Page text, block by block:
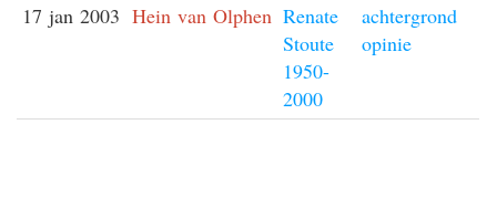
17 jan 2003 Hein van Olphen Renate
Stoute
1950-
2000
achtergrond
opinie